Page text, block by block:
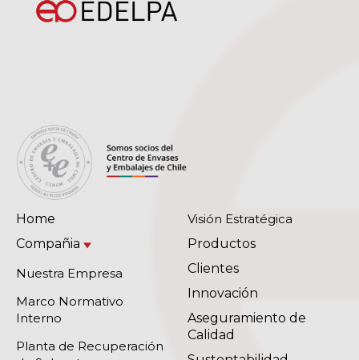
Home
Compañia
Nuestra Empresa
Marco Normativo
Interno
Planta de Recuperación
Visión Estratégica
Productos
Clientes
Innovación
Aseguramiento de
Calidad